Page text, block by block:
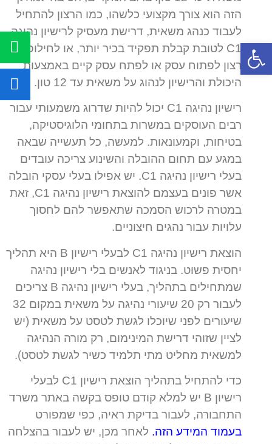
הזה הוא צורך מקצועי כלשהו, כמו הרצון להתחיל
לעבוד כנהג משאית, דרישת מעסיק לרישיון נהיגה
C1 לטובת קבלת תפקיד בכיר יותר, או לחילופין
רצון לפתוח עסק או לפתח עסק קיים באמצעות
היכולת והרישיון לנהוג על משאית עד 12 טון.
רישיון נהיגה C1 יכול להיות שדרוג משמעותי עבור
רבים העוסקים במשרות בתחומי הלוגיסטיקה,
בטיחות, וקמעונאות. למעשה, כל תעשייה שבאה
במגע עם תחום ההובלה והשינוע צריכה עובדים
בעלי רישיון נהיגה C1. יש אפילו בעלי עסקי הובלה
אשר פונים בעצמם להוצאת רישיון נהיגה C1, זאת
במטרה לרכוש הסמכה שתאפשר להם לחסוך
עלויות עבור נהגים חיצוניים.
הוצאת רישיון נהיגה C1 לבעלי רישיון B היא תהליך
יחסית פשוט. בניגוד לאנשים בלי רישיון נהיגה
שמתחילים בתהליך, בעלי רישיון נהיגה B צריכים
לעבור רק 20 שיעורי נהיגה על משאית במקום 32
שיעורים לפני שיוכלו לגשת לטסט על משאית (יש
לציין שזוהי דרישת המינימום, רק מורה הנהיגה
למשאית מחליט מתי תלמיד כשיר לגשת לטסט).
כדי להתחיל בתהליך הוצאת רישיון C1 לבעלי
רישיון B יש למלא קודם טופס בקשה באתר משרד
התחבורה, לעבור בדיקת ראיה, כפי שמפורט
בעמוד המידע הזה. לאחר מכן, יש לעבור בהצלחה
פתח סרגל נגישות